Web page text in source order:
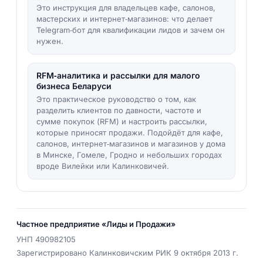
Это инструкция для владельцев кафе, салонов,
мастерских и интернет‑магазинов: что делает
Telegram‑бот для квалификации лидов и зачем он
нужен.
RFM‑аналитика и рассылки для малого
бизнеса Беларуси
Это практическое руководство о том, как
разделить клиентов по давности, частоте и
сумме покупок (RFM) и настроить рассылки,
которые приносят продажи. Подойдёт для кафе,
салонов, интернет‑магазинов и магазинов у дома
в Минске, Гомеле, Гродно и небольших городах
вроде Вилейки или Калинковичей.
Частное предприятие «Лиды и Продажи»
УНП 490982105
Зарегистрировано Калинковичским РИК 9 октября 2013 г.